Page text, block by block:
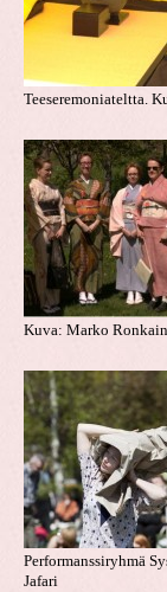
Teeseremoniateltta.
Kuva: Marko
Performanssiryhmä
Jafari